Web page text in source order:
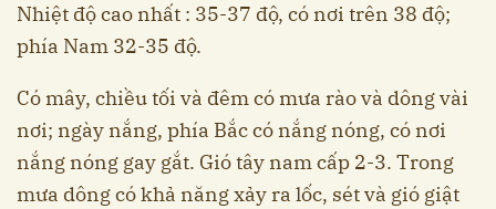
Nhiệt độ cao nhất : 35-37 độ, có nơi trên 38 độ;
phía Nam 32-35 độ.
Có mây, chiều tối và đêm có mưa rào và dông vài
nơi; ngày nắng, phía Bắc có nắng nóng, có nơi
nắng nóng gay gắt. Gió tây nam cấp 2-3. Trong
mưa dông có khả năng xảy ra lốc, sét và gió giật